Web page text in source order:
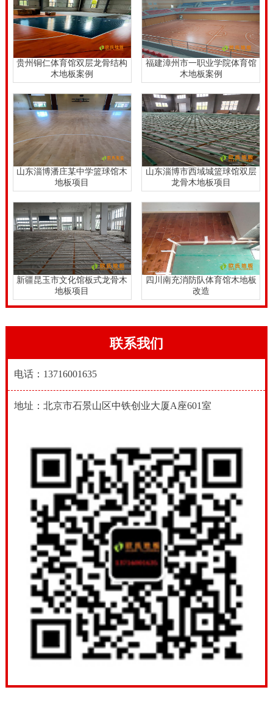
有办法的事儿，体育文化实木板木地板应用十年多了，
即使沒有大的裂开，可是表面损坏许多也没什么光泽
度，终究是有一些年久，此刻购置新木地板成本费用太
高，假如开展打磨抛光翻修来检修保养更划得来。可是
打磨抛光翻修也需要请专业的工作人员来工程施工。
贵州铜仁体育馆双层龙骨结构
木地板案例
福建漳州市一职业学院体育馆
木地板案例
山东淄博潘庄某中学篮球馆木
地板项目
山东淄博市西域城篮球馆双层
龙骨木地板项目
新疆昆玉市文化馆板式龙骨木
地板项目
四川南充消防队体育馆木地板
改造
联系我们
电话：13716001635
地址：北京市石景山区中铁创业大厦A座601室